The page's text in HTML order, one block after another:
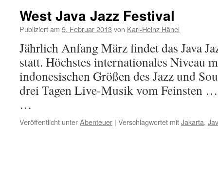
Malle
–
West Java Jazz Festival
Publiziert am 9. Februar 2013 von Karl-Heinz Hänel
Jährlich Anfang März findet das Java
statt. Höchstes internationales Niveau
indonesischen Größen des Jazz und
drei Tagen Live-Musik vom
…
Veröffentlicht unterAbenteuer | Verschlagwortet mitJakarta,